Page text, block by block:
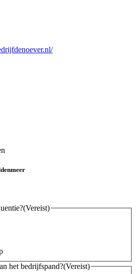
(Vereist)
het bedrijfspand?(Vereist)